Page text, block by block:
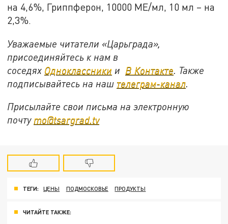
на 4,6%, Гриппферон, 10000 МЕ/мл, 10 мл – на
2,3%.
Уважаемые читатели «Царьграда»,
присоединяйтесь к нам в
соседях Одноклассники и В Контакте . Также
подписывайтесь на наш телеграм-канал
Присылайте свои письма на электронную
почту mo@tsargrad.tv
ТЕГИ: ЦЕНЫ ПОДМОСКОВЬЕ ПРОДУКТЫ
ЧИТАЙТЕ ТАКЖЕ: